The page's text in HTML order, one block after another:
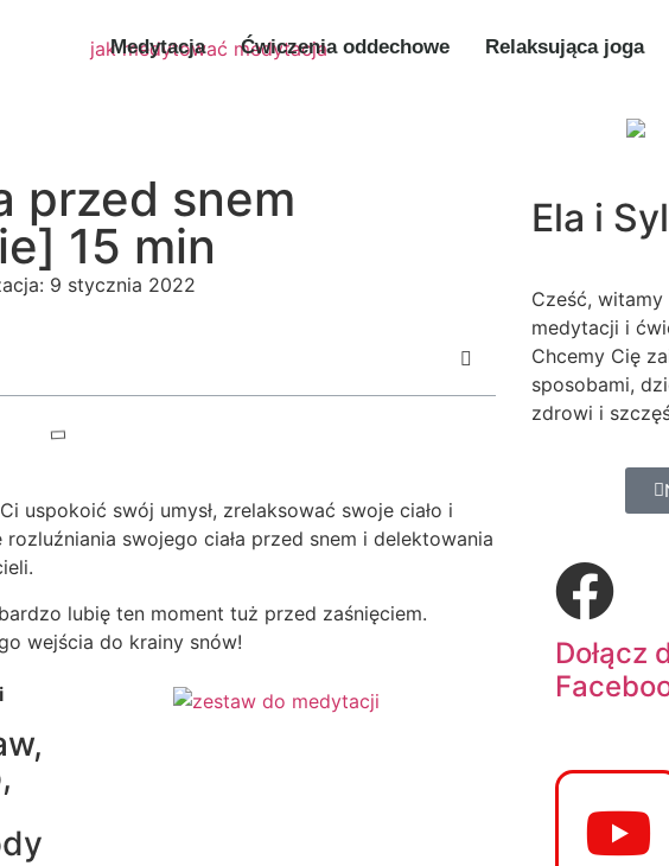
Medytacja Ćwiczenia oddechowe Relaksująca joga
przed snem
15 min
9 stycznia 2022
uspokoić swój umysł, zrelaksować swoje ciało i
swojego ciała przed snem i delektowania
lubię ten moment tuż przed zaśnięciem.
wejścia do krainy snów!
Ela i
Cześć,
medytacji i
Chcemy Cię
sposobami,
zdrowi i
Dołącz